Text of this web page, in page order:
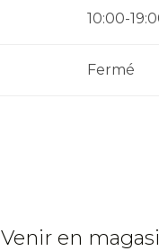
10:00-
Fermé
Venir en